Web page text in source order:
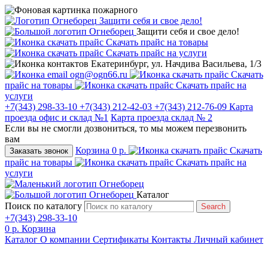
Защити себя и свое дело!
Защити себя и свое дело!
Скачать прайс на товары
Скачать прайс на услуги
Екатеринбург, ул. Начдива Васильева, 1/3
ogn@ogn66.ru
Скачать
прайс на товары
Скачать прайс на
услуги
+7(343) 298-33-10 +7(343) 212-42-03 +7(343) 212-76-09 Карта
проезда офис и склад №1 Карта проезда склад № 2
Если вы не смогли дозвониться, то мы можем перезвонить
вам
Заказать звонок Корзина 0 р.
Скачать
прайс на товары
Скачать прайс на
услуги
Каталог
Поиск по каталогу
Search
+7(343) 298-33-10
0 р. Корзина
Каталог О компании Сертификаты Контакты Личный кабинет